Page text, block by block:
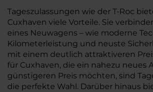
Tageszulassungen wie der T-Roc
Cuxhaven viele Vorteile. Sie
eines Neuwagens – wie moderne
Kilometerleistung und neuste
mit einem deutlich attraktiveren
für Cuxhaven, die ein nahezu neues
günstigeren Preis möchten, sind
die perfekte Wahl. Darüber hinaus